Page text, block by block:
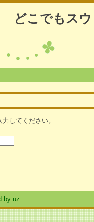
どこでもス
してください。
by uz